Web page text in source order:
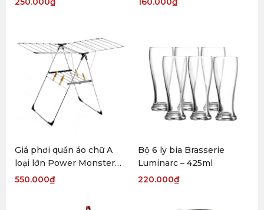
Giá phơi quần áo chữ A
loại lớn Power Monster
VIDC
550.000₫
Bộ 6 ly bia Brasserie
Luminarc – 425ml
220.000₫